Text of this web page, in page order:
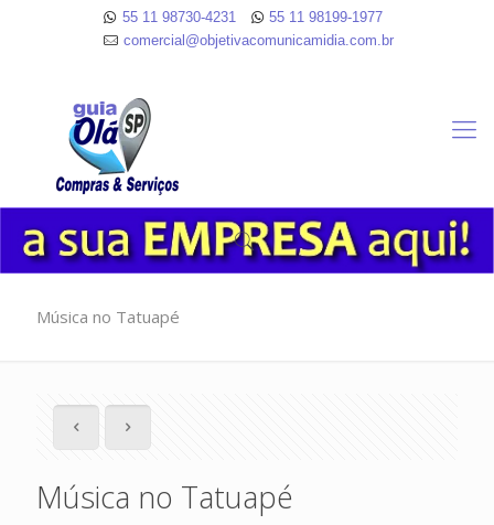
55 11 98730-4231
55 11 98199-1977
comercial@objetivacomunicamidia.com.br
Música no Tatuapé
Música no Tatuapé